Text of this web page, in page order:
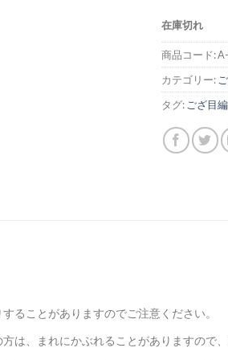
在庫切れ
商品コード:
カテゴリー:
タグ: ござ目
ることがありますのでご注意ください。
は、まれにかぶれることがありますので、